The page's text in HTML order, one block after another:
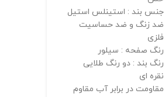
جنس بند : استینلس استیل
ضد زنگ و ضد حساسیت
فلزی
رنگ صفحه : سیلور
رنگ بند : دو رنگ طلایی
نقره ای
مقاومت در برابر آب مقاوم